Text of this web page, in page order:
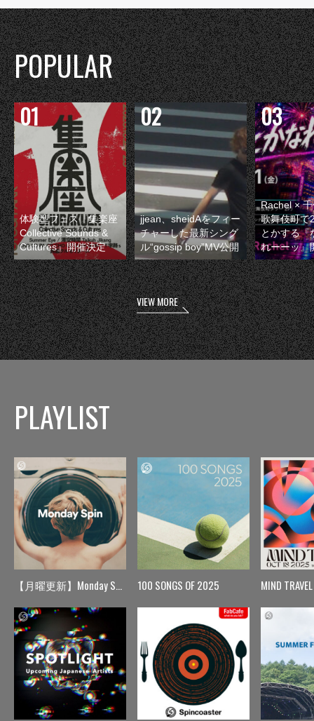
POPULAR
体験型フェス『集楽座
Collective Sounds &
Cultures』開催決定
jjean、sheidAをフィー
チャーした最新シング
ル“gossip boy”MV公開
Rachel ×
歌舞伎町で
とかする『
れーーッ』
VIEW MORE
PLAYLIST
【月曜更新】Monday Spin 100 SONGS OF 2025 MIND TRAVEL